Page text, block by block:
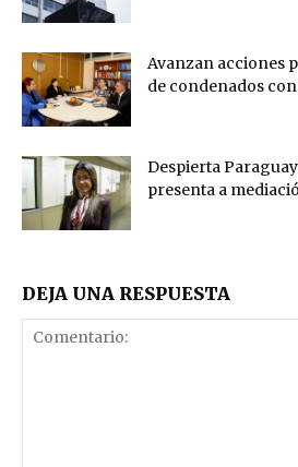
Avanzan acciones
de condenados
Despierta
presenta a
DEJA UNA RESPUESTA